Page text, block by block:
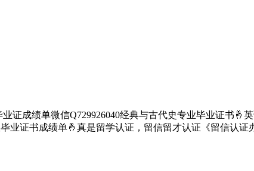
证成绩单微信Q729926040经典与古代史专业毕业证书🤞
业证书成绩单🤞真是留学认证，留信留才认证《留信认证